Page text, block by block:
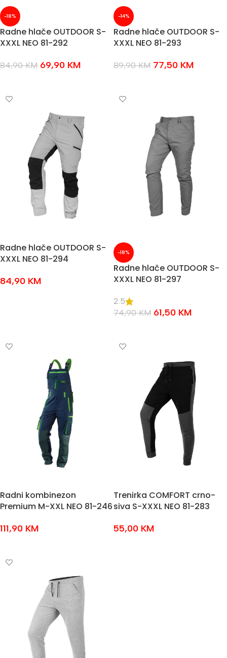
-18%
Radne hlače OUTDOOR S-
XXXL NEO 81-292
84,90KM 69,90 KM
-14%
Radne hlače OUTDOOR S-
XXXL NEO 81-293
89,90KM 77,50 KM
Radne hlače OUTDOOR S-
XXXL NEO 81-294
84,90 KM
-18%
Radne hlače OUTDOOR S-
XXXL NEO 81-297
2.5
74,90KM 61,50 KM
Radni kombinezon
Premium M-XXL NEO 81-246
111,90 KM
Trenirka COMFORT crno-
siva S-XXXL NEO 81-283
55,00 KM